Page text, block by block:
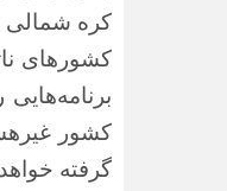
کره شمالی
کشورهای
کشور
گرفته